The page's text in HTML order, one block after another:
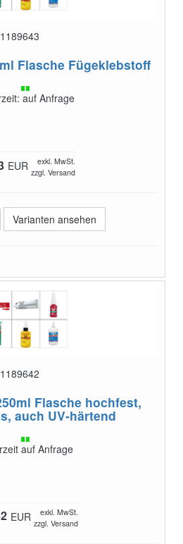
1189643
Flasche Fügeklebstoff
auf Anfrage
EUR
exkl. MwSt.
zzgl. Versand
Varianten ansehen
1189642
Flasche hochfest,
auch UV-härtend
auf Anfrage
EUR
exkl. MwSt.
zzgl. Versand